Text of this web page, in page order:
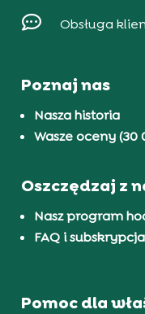
 Obsługa
Poznaj nas
Nasza historia
Wasze oceny (30
Oszczędzaj z
Nasz program
FAQ i
Pomoc dla